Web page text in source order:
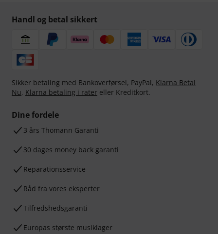
Handl og betal sikkert
Sikker betaling med Bankoverførsel, PayPal, Klarna Betal
Nu, Klarna betaling i rater eller Kreditkort.
Dine fordele
3 års Thomann Garanti
30 dages money back garanti
Reparationsservice
Råd fra vores eksperter
Tilfredshedsgaranti
Europas største musiklager